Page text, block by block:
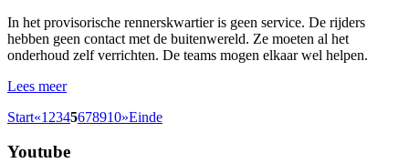
In het provisorische rennerskwartier is geen service. De rijders
hebben geen contact met de buitenwereld. Ze moeten al het
onderhoud zelf verrichten. De teams mogen elkaar wel helpen.
Lees meer
Start«1 2345678910»Einde
Youtube